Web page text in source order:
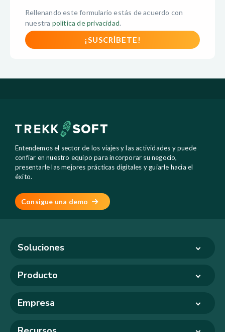
Rellenando este formulario estás de acuerdo con
nuestra política de privacidad.
Entendemos el sector de los viajes y las actividades y puede
confiar en nuestro equipo para incorporar su negocio,
presentarle las mejores prácticas digitales y guiarle hacia el
éxito.
Consigue una demo
Soluciones
Producto
Empresa